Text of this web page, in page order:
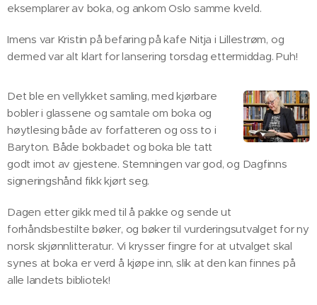
eksemplarer av boka, og ankom Oslo samme kveld.
Imens var Kristin på befaring på kafe Nitja i Lillestrøm, og
dermed var alt klart for lansering torsdag ettermiddag. Puh!
Det ble en vellykket samling, med kjørbare
bobler i glassene og samtale om boka og
høytlesing både av forfatteren og oss to i
Baryton. Både bokbadet og boka ble tatt
godt imot av gjestene. Stemningen var god, og Dagfinns
signeringshånd fikk kjørt seg.
Dagen etter gikk med til å pakke og sende ut
forhåndsbestilte bøker, og bøker til vurderingsutvalget for ny
norsk skjønnlitteratur. Vi krysser fingre for at utvalget skal
synes at boka er verd å kjøpe inn, slik at den kan finnes på
alle landets bibliotek!